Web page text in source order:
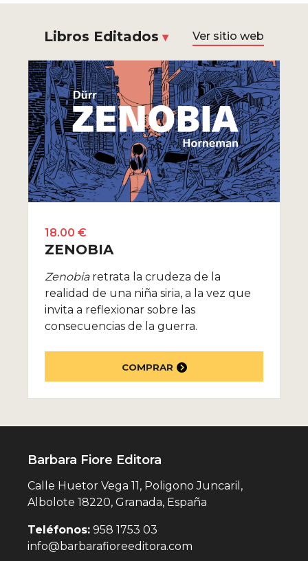
Libros Editados Ver sitio web
18.00 €
ZENOBIA
Zenobiaretrata la crudeza de la
realidad de una niña siria, a la vez que
invita a reflexionar sobre las
consecuencias de la guerra.
COMPRAR
Barbara Fiore Editora
Calle Huetor Vega 11, Poligono Juncaril,
Albolote 18220, Granada, España
Teléfonos: 958 1753 03
info@barbarafioreeditora.com